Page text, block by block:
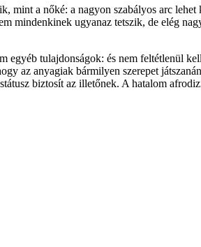
mint a nőké: a nagyon szabályos arc
mindenkinek ugyanaz tetszik, de elég
egyéb tulajdonságok: és nem feltétlenül
az anyagiak bármilyen szerepet
biztosít az illetőnek. A hatalom